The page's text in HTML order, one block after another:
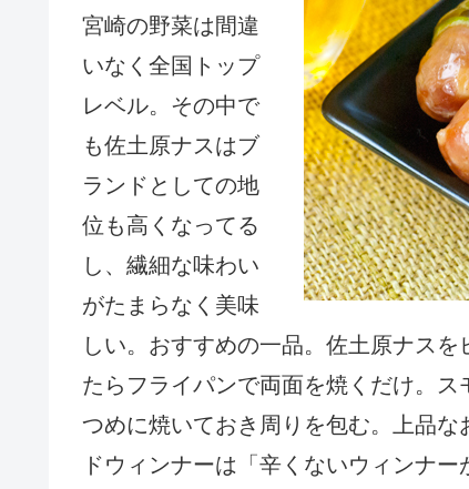
宮崎の野菜は間違
いなく全国トップ
レベル。その中で
も佐土原ナスはブ
ランドとしての地
位も高くなってる
し、繊細な味わい
がたまらなく美味
しい。おすすめの一品。佐土原ナス
たらフライパンで両面を焼くだけ。
つめに焼いておき周りを包む。上品
ドウィンナーは「辛くないウィンナ